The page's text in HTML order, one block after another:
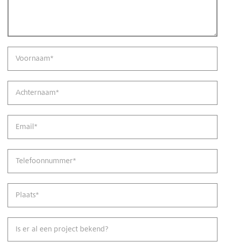
Voornaam*
Achternaam*
Email *
Telefoonnummer*
Plaats*
Is er al een project bekend?